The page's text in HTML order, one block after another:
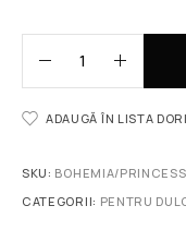
ADAUGĂ ÎN LISTA
SKU: BOHEMIA/
CATEGORII: PENTRU